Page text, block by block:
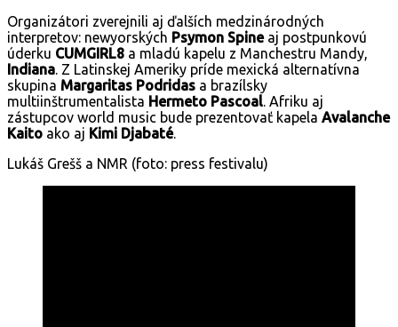
Organizátori zverejnili aj ďalších medzinárodných
interpretov: newyorských Psymon Spineaj postpunkovú
úderku CUMGIRL8 a mladú kapelu z Manchestru Mandy,
Indiana. Z Latinskej Ameriky príde mexická alternatívna
skupina Margaritas Podridas a brazílsky
multiinštrumentalista Hermeto Pascoal. Afriku aj
zástupcov world music bude prezentovať kapela Avalanche
Kaito ako aj Kimi Djabaté.
Lukáš Grešš a NMR (foto: press festivalu)